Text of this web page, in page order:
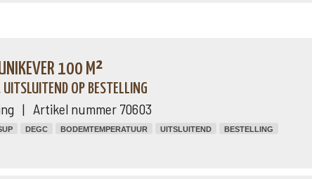
100 M²
OP BESTELLING
| Artikel nummer 70603
DEGC BODEMTEMPERATUUR UITSLUITEND BESTELLING